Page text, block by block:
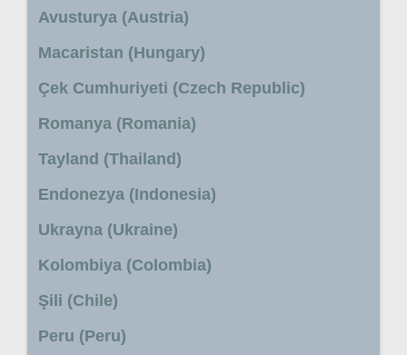
Avusturya (Austria)
Macaristan (Hungary)
Çek Cumhuriyeti (Czech Republic)
Romanya (Romania)
Tayland (Thailand)
Endonezya (Indonesia)
Ukrayna (Ukraine)
Kolombiya (Colombia)
Şili (Chile)
Peru (Peru)